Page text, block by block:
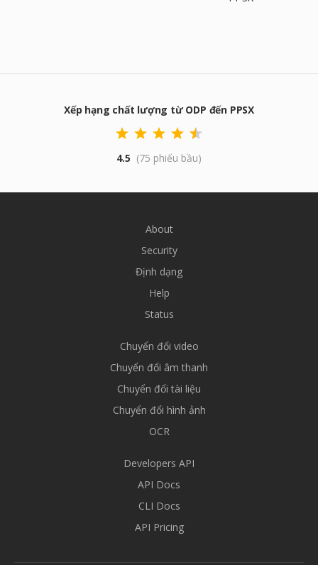
Xếp hạng chất lượng từ ODP đến PPSX
4.5 (75 phiếu bầu)
About
Security
Định dạng
Help
Status
Chuyển đổi video
Chuyển đổi âm thanh
Chuyển đổi tài liệu
Chuyển đổi hình ảnh
OCR
Developers API
API Docs
CLI Docs
API Pricing